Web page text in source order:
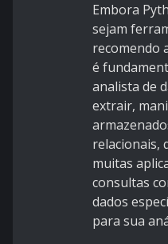
Embora
sejam
recomendo
é
analista de
extrair,
relacionais,
muitas
consultas
dados
para sua